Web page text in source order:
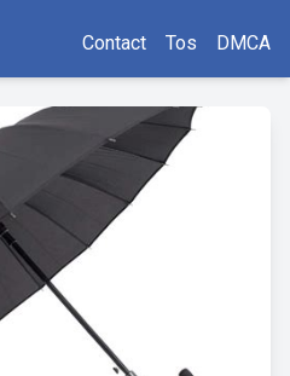
Contact Tos DMCA